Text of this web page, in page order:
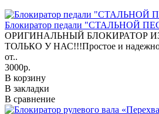
Блокиратор педали "СТАЛЬНОЙ
ОРИГИНАЛЬНЫЙ БЛОКИРАТОР
ТОЛЬКО У НАС!!!Простое и
от..
3000р.
В корзину
В закладки
В сравнение